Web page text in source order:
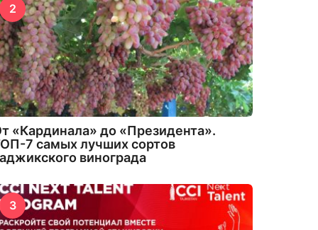
2
«Кардинала» до «Президента».
7 самых лучших сортов
винограда
3